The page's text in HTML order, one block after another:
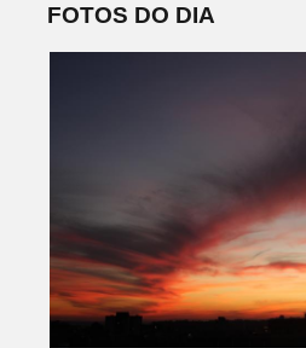
FOTOS DO DIA